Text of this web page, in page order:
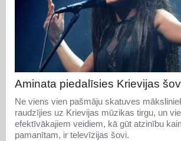
Aminata piedalīsies Krievijas
Ne viens vien pašmāju skatuves
raudzījies uz Krievijas mūzikas tirgu, un
efektīvākajiem veidiem, kā gūt atzinību
pamanītam, ir televīzijas šovi.